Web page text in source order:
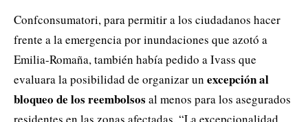
Confconsumatori, para permitir a los ciudadanos hacer
frente a la emergencia por inundaciones que azotó a
Emilia-Romaña, también había pedido a Ivass que
evaluara la posibilidad de organizar un excepción al
bloqueo de los reembolsos al menos para los asegurados
residentes en las zonas afectadas. “La excepcionalidad